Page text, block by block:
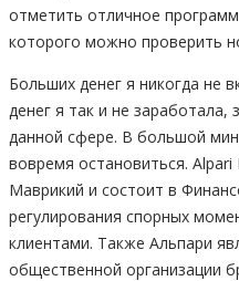
отметить отличное
которого можно проверить
Больших денег я никогда не
денег я так и не
данной сфере. В большой
вовремя остановиться. Alpari
Маврикий и состоит в
регулирования спорных
клиентами. Также Альпари
общественной организации